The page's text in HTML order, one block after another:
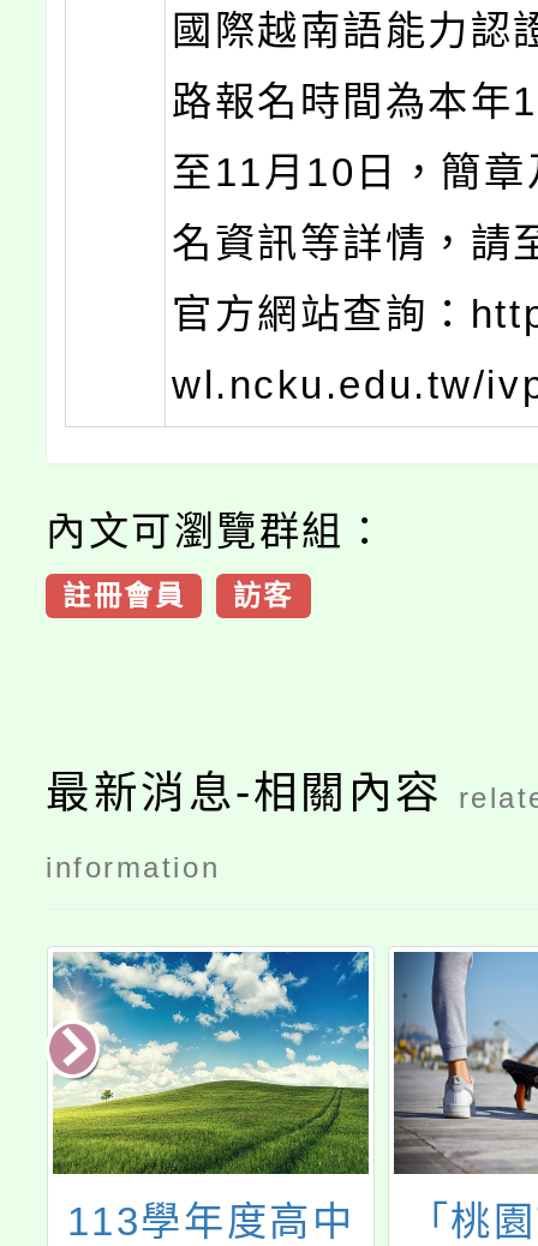
國際越南語能力認
路報名時間為本年
至11月10日，簡
名資訊等詳情，請
官方網站查詢：
wl.ncku.edu.tw/
內文可瀏覽群組：
註冊會員 訪客
最新消息-相關內容
information
113學年度高中
「桃